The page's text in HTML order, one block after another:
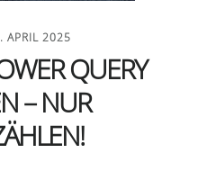
APRIL 2025
QUERY
– NUR